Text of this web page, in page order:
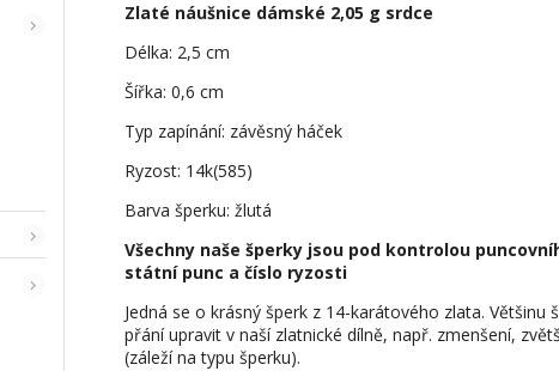
Zlaté náušnice dámské 2,05 g srdce
Délka: 2,5 cm
Šířka: 0,6 cm
Typ zapínání: závěsný háček
Ryzost: 14k(585)
Barva šperku: žlutá
Všechny naše šperky jsou pod kontrolou
státní punc a číslo ryzosti
Jedná se o krásný šperk z 14-karátového zlata. Většinu
přání upravit v naší zlatnické dílně, např. zmenšení,
(záleží na typu šperku).